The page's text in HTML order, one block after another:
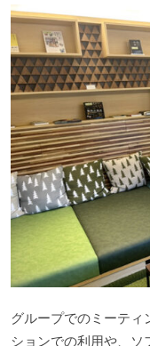
グループでのミーティ
ションでの利用や、ソ